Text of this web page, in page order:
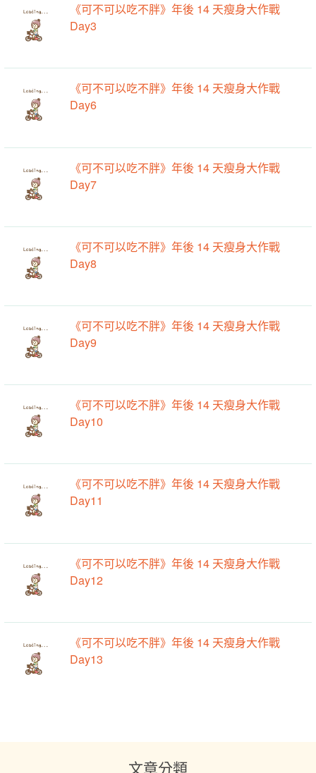
《可不可以吃不胖》年後 14 天瘦身大作戰
Day3
《可不可以吃不胖》年後 14 天瘦身大作戰
Day6
《可不可以吃不胖》年後 14 天瘦身大作戰
Day7
《可不可以吃不胖》年後 14 天瘦身大作戰
Day8
《可不可以吃不胖》年後 14 天瘦身大作戰
Day9
《可不可以吃不胖》年後 14 天瘦身大作戰
Day10
《可不可以吃不胖》年後 14 天瘦身大作戰
Day11
《可不可以吃不胖》年後 14 天瘦身大作戰
Day12
《可不可以吃不胖》年後 14 天瘦身大作戰
Day13
文章分類